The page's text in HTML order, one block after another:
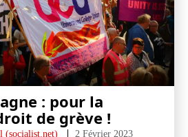
: pour la
de grève !
(socialist.net) 2 Février 2023